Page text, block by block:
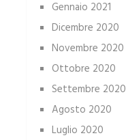
Gennaio 2021
Dicembre 2020
Novembre 2020
Ottobre 2020
Settembre 2020
Agosto 2020
Luglio 2020